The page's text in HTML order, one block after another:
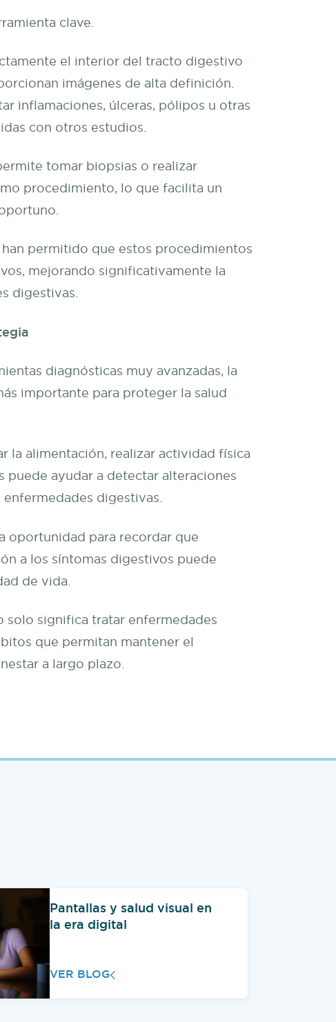
clave.
el interior del tracto digestivo
imágenes de alta definición.
inflamaciones, úlceras, pólipos u otras
con otros estudios.
tomar biopsias o realizar
procedimiento, lo que facilita un
permitido que estos procedimientos
mejorando significativamente la
digestivas.
diagnósticas muy avanzadas, la
importante para proteger la salud
la alimentación, realizar actividad física
puede ayudar a detectar alteraciones
digestivas.
oportunidad para recordar que
a los síntomas digestivos puede
de vida.
solo significa tratar enfermedades
que permitan mantener el
a largo plazo.
Pantallas y salud visual en
la era digital
VER BLOG